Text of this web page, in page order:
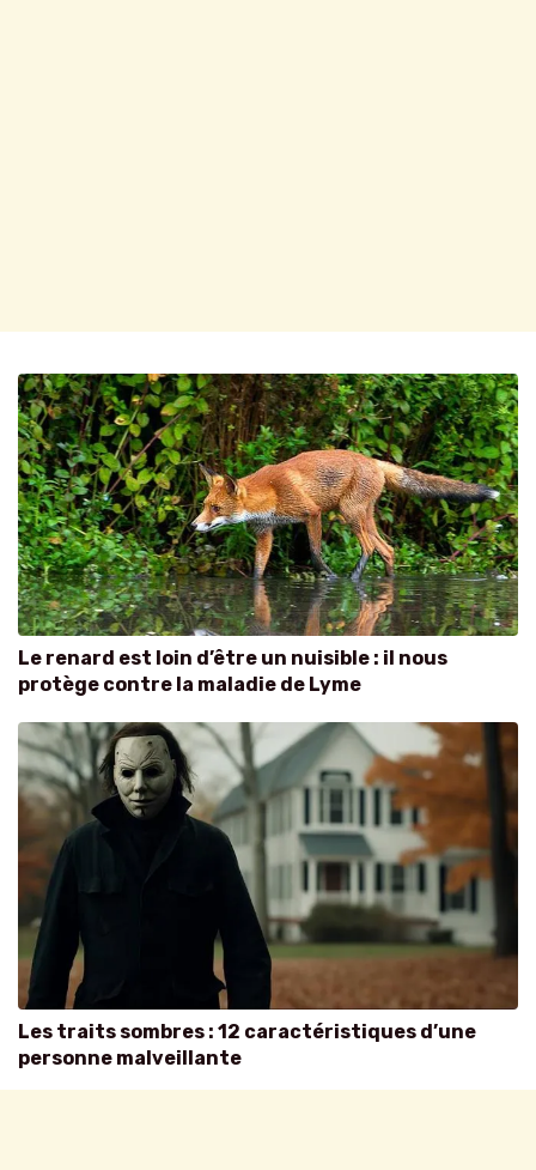
Le renard est loin d’être un nuisible : il nous
protège contre la maladie de Lyme
Les traits sombres : 12 caractéristiques d’une
personne malveillante